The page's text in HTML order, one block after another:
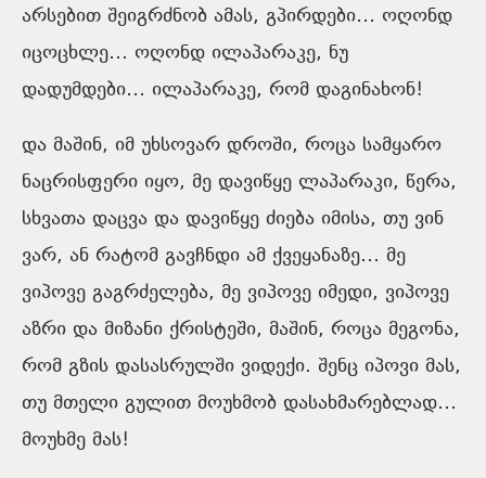
არსებით შეიგრძნობ ამას, გპირდები… ოღონდ
იცოცხლე… ოღონდ ილაპარაკე, ნუ
დადუმდები… ილაპარაკე, რომ დაგინახონ!
და მაშინ, იმ უხსოვარ დროში, როცა სამყარო
ნაცრისფერი იყო, მე დავიწყე ლაპარაკი, წერა,
სხვათა დაცვა და დავიწყე ძიება იმისა, თუ ვინ
ვარ, ან რატომ გავჩნდი ამ ქვეყანაზე… მე
ვიპოვე გაგრძელება, მე ვიპოვე იმედი, ვიპოვე
აზრი და მიზანი ქრისტეში, მაშინ, როცა მეგონა,
რომ გზის დასასრულში ვიდექი. შენც იპოვი მას,
თუ მთელი გულით მოუხმობ დასახმარებლად…
მოუხმე მას!